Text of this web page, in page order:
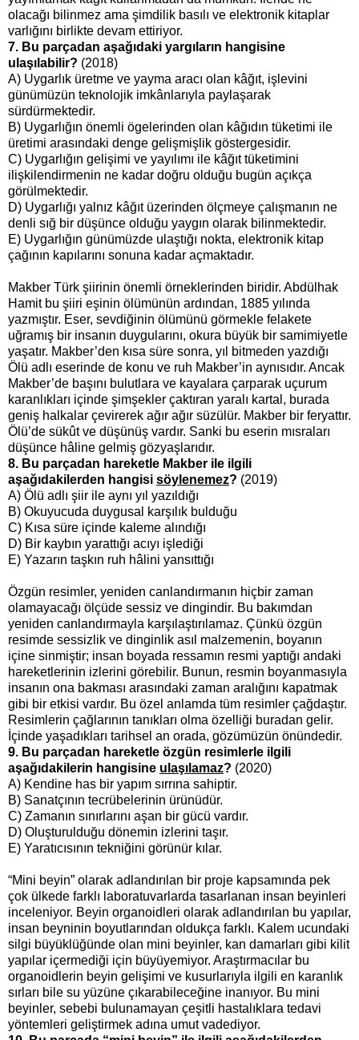
olacağı bilinmez ama şimdilik basılı ve elektronik kitaplar
varlığını birlikte devam ettiriyor.
7. Bu parçadan aşağıdaki yargıların hangisine
ulaşılabilir? (2018)
A) Uygarlık üretme ve yayma aracı olan kâğıt, işlevini
günümüzün teknolojik imkânlarıyla paylaşarak
sürdürmektedir.
B) Uygarlığın önemli ögelerinden olan kâğıdın tüketimi ile
üretimi arasındaki denge gelişmişlik göstergesidir.
C) Uygarlığın gelişimi ve yayılımı ile kâğıt tüketimini
ilişkilendirmenin ne kadar doğru olduğu bugün açıkça
görülmektedir.
D) Uygarlığı yalnız kâğıt üzerinden ölçmeye çalışmanın ne
denli sığ bir düşünce olduğu yaygın olarak bilinmektedir.
E) Uygarlığın günümüzde ulaştığı nokta, elektronik kitap
çağının kapılarını sonuna kadar açmaktadır.
Makber Türk şiirinin önemli örneklerinden biridir. Abdülhak
Hamit bu şiiri eşinin ölümünün ardından, 1885 yılında
yazmıştır. Eser, sevdiğinin ölümünü görmekle felakete
uğramış bir insanın duygularını, okura büyük bir samimiyetle
yaşatır. Makber’den kısa süre sonra, yıl bitmeden yazdığı
Ölü adlı eserinde de konu ve ruh Makber’in aynısıdır. Ancak
Makber’de başını bulutlara ve kayalara çarparak uçurum
karanlıkları içinde şimşekler çaktıran yaralı kartal, burada
geniş halkalar çevirerek ağır ağır süzülür. Makber bir feryattır.
Ölü’de sükût ve düşünüş vardır. Sanki bu eserin mısraları
düşünce hâline gelmiş gözyaşlarıdır.
8. Bu parçadan hareketle Makber ile ilgili
aşağıdakilerden hangisi söylenemez? (2019)
A) Ölü adlı şiir ile aynı yıl yazıldığı
B) Okuyucuda duygusal karşılık bulduğu
C) Kısa süre içinde kaleme alındığı
D) Bir kaybın yarattığı acıyı işlediği
E) Yazarın taşkın ruh hâlini yansıttığı
Özgün resimler, yeniden canlandırmanın hiçbir zaman
olamayacağı ölçüde sessiz ve dingindir. Bu bakımdan
yeniden canlandırmayla karşılaştırılamaz. Çünkü özgün
resimde sessizlik ve dinginlik asıl malzemenin, boyanın
içine sinmiştir; insan boyada ressamın resmi yaptığı andaki
hareketlerinin izlerini görebilir. Bunun, resmin boyanmasıyla
insanın ona bakması arasındaki zaman aralığını kapatmak
gibi bir etkisi vardır. Bu özel anlamda tüm resimler çağdaştır.
Resimlerin çağlarının tanıkları olma özelliği buradan gelir.
İçinde yaşadıkları tarihsel an orada, gözümüzün önündedir.
9. Bu parçadan hareketle özgün resimlerle ilgili
aşağıdakilerin hangisine ulaşılamaz? (2020)
A) Kendine has bir yapım sırrına sahiptir.
B) Sanatçının tecrübelerinin ürünüdür.
C) Zamanın sınırlarını aşan bir gücü vardır.
D) Oluşturulduğu dönemin izlerini taşır.
E) Yaratıcısının tekniğini görünür kılar.
“Mini beyin” olarak adlandırılan bir proje kapsamında pek
çok ülkede farklı laboratuvarlarda tasarlanan insan beyinleri
inceleniyor. Beyin organoidleri olarak adlandırılan bu yapılar,
insan beyninin boyutlarından oldukça farklı. Kalem ucundaki
silgi büyüklüğünde olan mini beyinler, kan damarları gibi kilit
yapılar içermediği için büyüyemiyor. Araştırmacılar bu
organoidlerin beyin gelişimi ve kusurlarıyla ilgili en karanlık
sırları bile su yüzüne çıkarabileceğine inanıyor. Bu mini
beyinler, sebebi bulunamayan çeşitli hastalıklara tedavi
yöntemleri geliştirmek adına umut vadediyor.